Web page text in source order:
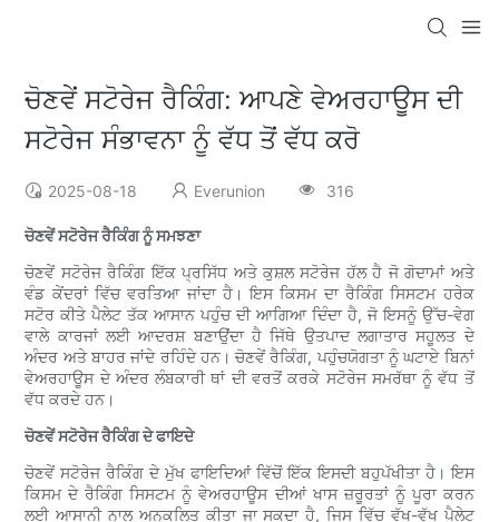
ਚੋਣਵੇਂ ਸਟੋਰੇਜ ਰੈਕਿੰਗ: ਆਪਣੇ ਵੇਅਰਹਾਊਸ ਦੀ
ਸਟੋਰੇਜ ਸੰਭਾਵਨਾ ਨੂੰ ਵੱਧ ਤੋਂ ਵੱਧ ਕਰੋ
2025-08-18 Everunion 316
ਚੋਣਵੇਂ ਸਟੋਰੇਜ ਰੈਕਿੰਗ ਨੂੰ ਸਮਝਣਾ
ਚੋਣਵੇਂ ਸਟੋਰੇਜ ਰੈਕਿੰਗ ਇੱਕ ਪ੍ਰਸਿੱਧ ਅਤੇ ਕੁਸ਼ਲ ਸਟੋਰੇਜ ਹੱਲ ਹੈ ਜੋ ਗੋਦਾਮਾਂ ਅਤੇ
ਵੰਡ ਕੇਂਦਰਾਂ ਵਿੱਚ ਵਰਤਿਆ ਜਾਂਦਾ ਹੈ। ਇਸ ਕਿਸਮ ਦਾ ਰੈਕਿੰਗ ਸਿਸਟਮ ਹਰੇਕ
ਸਟੋਰ ਕੀਤੇ ਪੈਲੇਟ ਤੱਕ ਆਸਾਨ ਪਹੁੰਚ ਦੀ ਆਗਿਆ ਦਿੰਦਾ ਹੈ, ਜੋ ਇਸਨੂੰ ਉੱਚ-ਵੇਗ
ਵਾਲੇ ਕਾਰਜਾਂ ਲਈ ਆਦਰਸ਼ ਬਣਾਉਂਦਾ ਹੈ ਜਿੱਥੇ ਉਤਪਾਦ ਲਗਾਤਾਰ ਸਹੂਲਤ ਦੇ
ਅੰਦਰ ਅਤੇ ਬਾਹਰ ਜਾਂਦੇ ਰਹਿੰਦੇ ਹਨ। ਚੋਣਵੇਂ ਰੈਕਿੰਗ, ਪਹੁੰਚਯੋਗਤਾ ਨੂੰ ਘਟਾਏ ਬਿਨਾਂ
ਵੇਅਰਹਾਊਸ ਦੇ ਅੰਦਰ ਲੰਬਕਾਰੀ ਥਾਂ ਦੀ ਵਰਤੋਂ ਕਰਕੇ ਸਟੋਰੇਜ ਸਮਰੱਥਾ ਨੂੰ ਵੱਧ ਤੋਂ
ਵੱਧ ਕਰਦੇ ਹਨ।
ਚੋਣਵੇਂ ਸਟੋਰੇਜ ਰੈਕਿੰਗ ਦੇ ਫਾਇਦੇ
ਚੋਣਵੇਂ ਸਟੋਰੇਜ ਰੈਕਿੰਗ ਦੇ ਮੁੱਖ ਫਾਇਦਿਆਂ ਵਿੱਚੋਂ ਇੱਕ ਇਸਦੀ ਬਹੁਪੱਖੀਤਾ ਹੈ। ਇਸ
ਕਿਸਮ ਦੇ ਰੈਕਿੰਗ ਸਿਸਟਮ ਨੂੰ ਵੇਅਰਹਾਊਸ ਦੀਆਂ ਖਾਸ ਜ਼ਰੂਰਤਾਂ ਨੂੰ ਪੂਰਾ ਕਰਨ
ਲਈ ਆਸਾਨੀ ਨਾਲ ਅਨੁਕੂਲਿਤ ਕੀਤਾ ਜਾ ਸਕਦਾ ਹੈ, ਜਿਸ ਵਿੱਚ ਵੱਖ-ਵੱਖ ਪੈਲੇਟ